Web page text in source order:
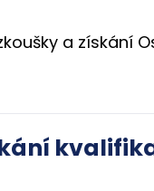
a získání